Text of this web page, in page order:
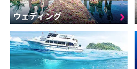
ウェディング